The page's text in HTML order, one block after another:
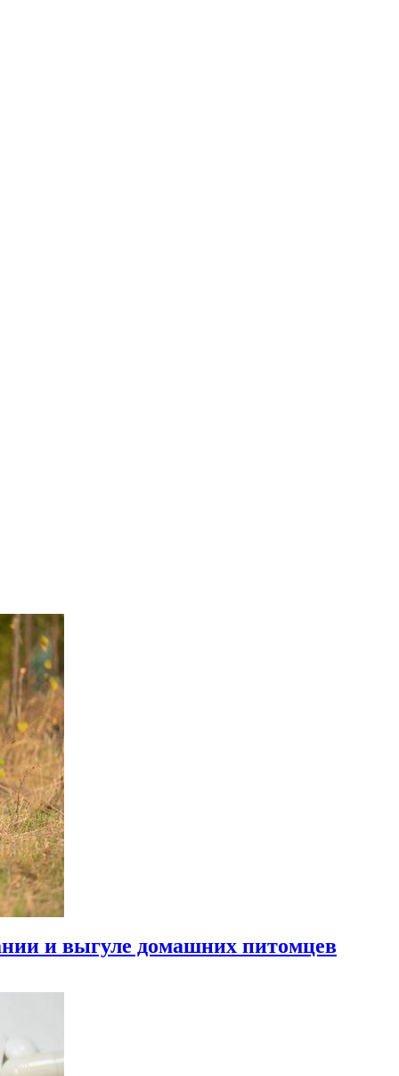
и выгуле домашних питомцев